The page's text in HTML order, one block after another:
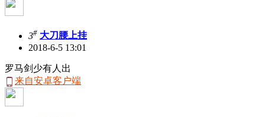
3# 大刀腰上挂
2018-6-5 13:01
罗马剑少有人出
来自安卓客户端